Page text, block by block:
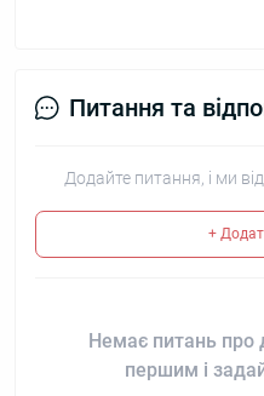
Питання та
Додайте питання, і ми
+
Немає питань про
першим і